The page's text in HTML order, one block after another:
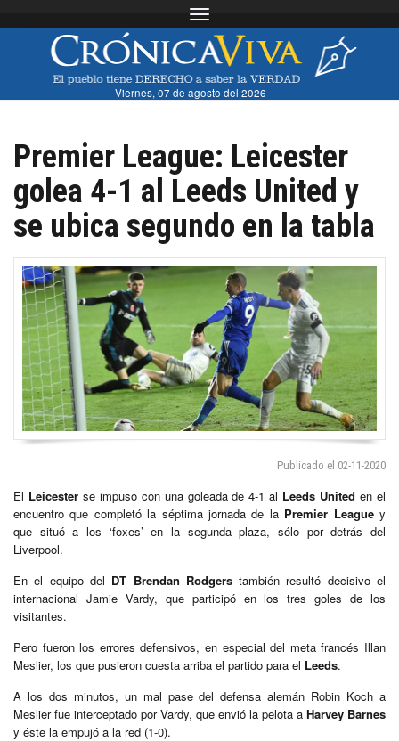
Toggle navigation
Viernes, 07 de agosto del 2026
Premier League: Leicester
golea 4-1 al Leeds United y
se ubica segundo en la tabla
Publicado el 02-11-2020
El Leicesterse impuso con una goleada de 4-1 al Leeds United en el
encuentro que completó la séptima jornada de la Premier Leaguey
que situó a los ‘foxes’ en la segunda plaza, sólo por detrás del
Liverpool.
En el equipo del DT Brendan Rodgerstambién resultó decisivo el
internacional Jamie Vardy, que participó en los tres goles de los
visitantes.
Pero fueron los errores defensivos, en especial del meta francés Illan
Meslier, los que pusieron cuesta arriba el partido para el Leeds.
A los dos minutos, un mal pase del defensa alemán Robin Koch a
Meslier fue interceptado por Vardy, que envió la pelota a Harvey Barnes
y éste la empujó a la red (1-0).